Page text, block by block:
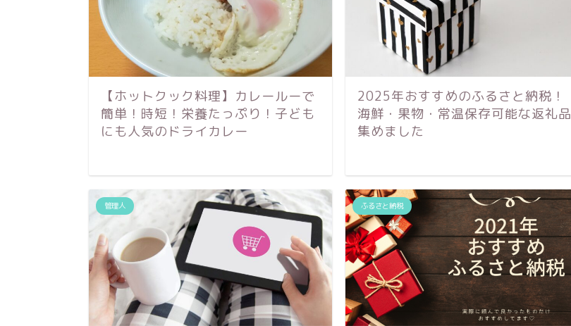
【ホットクック料理】カレールーで
簡単！時短！栄養たっぷり！子ども
にも人気のドライカレー
2025年おすすめのふるさと納税！
海鮮・果物・常温保存可能な返礼品
集めました
管理人 ふるさと納税